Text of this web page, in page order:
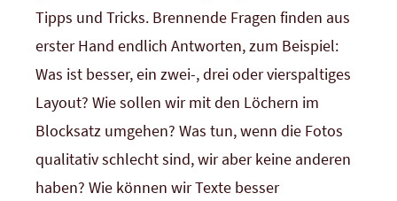
Tipps und Tricks. Brennende Fragen finden aus
erster Hand endlich Antworten, zum Beispiel:
Was ist besser, ein zwei-, drei oder vierspaltiges
Layout? Wie sollen wir mit den Löchern im
Blocksatz umgehen? Was tun, wenn die Fotos
qualitativ schlecht sind, wir aber keine anderen
haben? Wie können wir Texte besser